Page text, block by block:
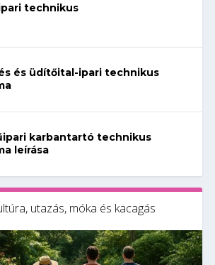
technikus
és üdítőital-ipari technikus
karbantartó technikus
leírása
utazás, móka és kacagás